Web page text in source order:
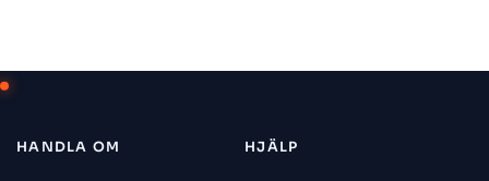
HANDLA OM HJÄLP